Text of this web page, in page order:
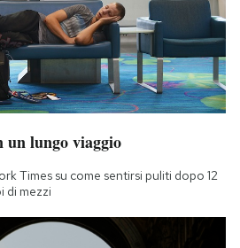
un lungo viaggio
Times su come sentirsi puliti dopo 12
di mezzi